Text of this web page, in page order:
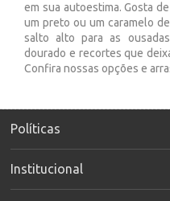
em sua autoestima. Gosta
um preto ou um caramelo
salto alto para as
dourado e recortes que
Confira nossas opções e
Políticas
Institucional